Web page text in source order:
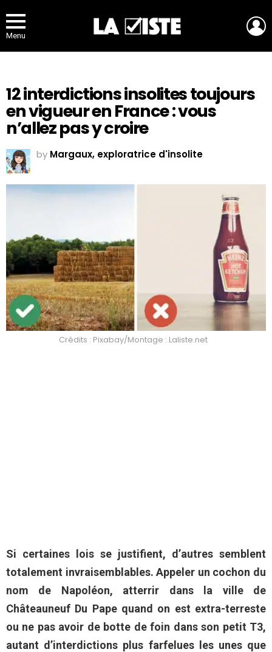
Menu
12 interdictions insolites toujours
en vigueur en France : vous
n’allez pas y croire
by Margaux, exploratrice d'insolite
Crédits : Pixabay/Montage : Laliste.net
Si certaines lois se justifient, d’autres semblent
totalement invraisemblables. Appeler un cochon du
nom de Napoléon, atterrir dans la ville de
Châteauneuf Du Pape quand on est extra-terreste
ou ne pas avoir de botte de foin dans son petit T3,
autant d’interdictions plus farfelues les unes que